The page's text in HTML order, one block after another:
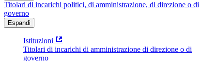
Titolari di incarichi politici, di amministrazione, di direzione o di
governo
Espandi
Istituzioni
Titolari di incarichi di amministrazione di direzione o di
governo